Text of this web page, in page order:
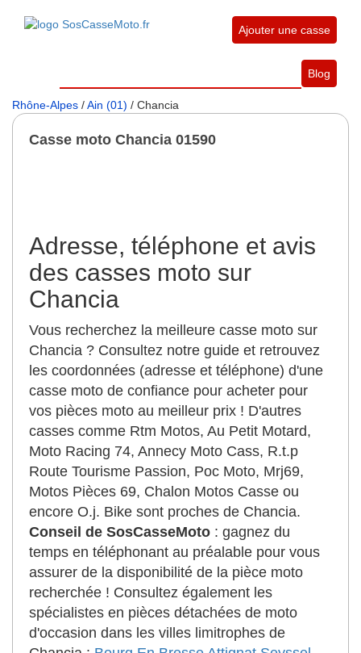
Ajouter une casse
Blog
Rhône-Alpes /Ain (01) / Chancia
Casse moto Chancia 01590
Adresse, téléphone et avis
des casses moto sur
Chancia
Vous recherchez la meilleure casse moto sur
Chancia ? Consultez notre guide et retrouvez
les coordonnées (adresse et téléphone) d'une
casse moto de confiance pour acheter pour
vos pièces moto au meilleur prix ! D'autres
casses comme Rtm Motos, Au Petit Motard,
Moto Racing 74, Annecy Moto Cass, R.t.p
Route Tourisme Passion, Poc Moto, Mrj69,
Motos Pièces 69, Chalon Motos Casse ou
encore O.j. Bike sont proches de Chancia.
Conseil de SosCasseMoto : gagnez du
temps en téléphonant au préalable pour vous
assurer de la disponibilité de la pièce moto
recherchée ! Consultez également les
spécialistes en pièces détachées de moto
d'occasion dans les villes limitrophes de